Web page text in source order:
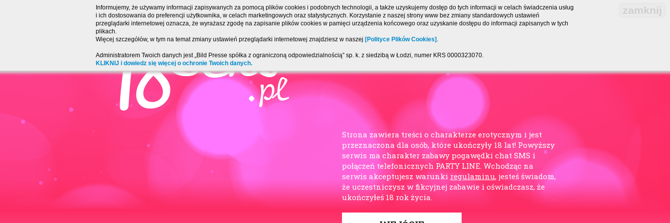
zamknij
Informujemy, że używamy informacji zapisywanych za pomocą plików cookies i podobnych technologii, a także uzyskujemy dostęp do tych informacji w celach świadczenia usług
i ich dostosowania do preferencji użytkownika, w celach marketingowych oraz statystycznych. Korzystanie z naszej strony www bez zmiany standardowych ustawień
przeglądarki internetowej oznacza, że wyrażasz zgodę na zapisanie plików cookies w pamięci urządzenia końcowego oraz uzyskanie dostępu do informacji zapisanych w tych
plikach.
Więcej szczegółów, w tym na temat zmiany ustawień przeglądarki internetowej znajdziesz w naszej [Polityce Plików Cookies] .
Administratorem Twoich danych jest „Bild Presse spółka z ograniczoną odpowiedzialnością” sp. k. z siedzibą w Łodzi, numer KRS 0000323070.
KLIKNIJ i dowiedz się więcej o ochronie Twoich danych.
Strona zawiera treści o charakterze erotycznym i jest
przeznaczona dla osób, które ukończyły 18 lat! Powyższy
serwis ma charakter zabawy pogawędki chat SMS i
połączeń telefonicznych PARTY LINE. Wchodząc na
serwis akceptujesz warunki regulaminu, jesteś świadom,
że uczestniczysz w fikcyjnej zabawie i oświadczasz, że
ukończyłeś 18 rok życia.